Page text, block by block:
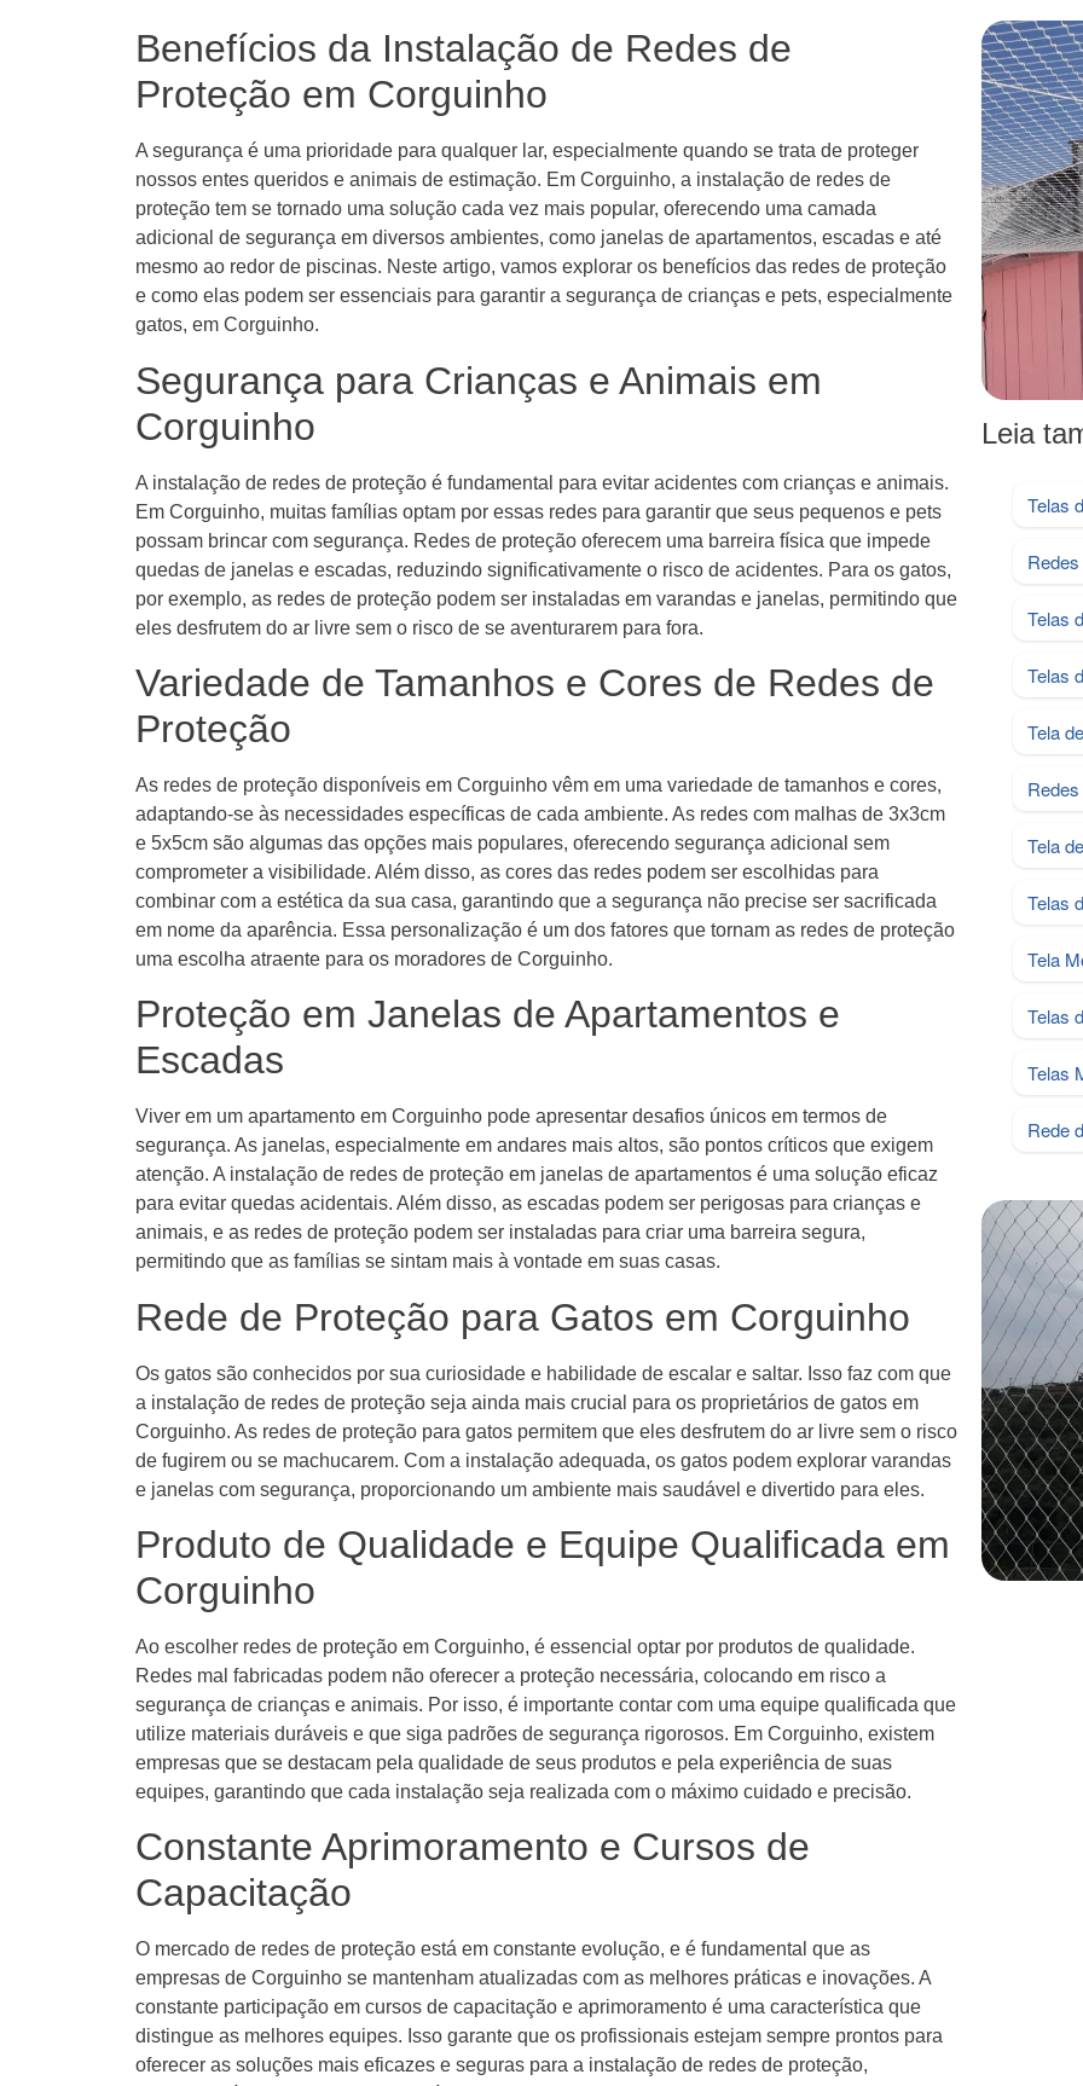
Benefícios da Instalação de Redes de
Proteção em Corguinho
A segurança é uma prioridade para qualquer lar, especialmente quando se trata de proteger
nossos entes queridos e animais de estimação. Em Corguinho, a instalação de redes de
proteção tem se tornado uma solução cada vez mais popular, oferecendo uma camada
adicional de segurança em diversos ambientes, como janelas de apartamentos, escadas e até
mesmo ao redor de piscinas. Neste artigo, vamos explorar os benefícios das redes de proteção
e como elas podem ser essenciais para garantir a segurança de crianças e pets, especialmente
gatos, em Corguinho.
Segurança para Crianças e Animais em
Corguinho
A instalação de redes de proteção é fundamental para evitar acidentes com crianças e animais.
Em Corguinho, muitas famílias optam por essas redes para garantir que seus pequenos e pets
possam brincar com segurança. Redes de proteção oferecem uma barreira física que impede
quedas de janelas e escadas, reduzindo significativamente o risco de acidentes. Para os gatos,
por exemplo, as redes de proteção podem ser instaladas em varandas e janelas, permitindo que
eles desfrutem do ar livre sem o risco de se aventurarem para fora.
Variedade de Tamanhos e Cores de Redes de
Proteção
As redes de proteção disponíveis em Corguinho vêm em uma variedade de tamanhos e cores,
adaptando-se às necessidades específicas de cada ambiente. As redes com malhas de 3x3cm
e 5x5cm são algumas das opções mais populares, oferecendo segurança adicional sem
comprometer a visibilidade. Além disso, as cores das redes podem ser escolhidas para
combinar com a estética da sua casa, garantindo que a segurança não precise ser sacrificada
em nome da aparência. Essa personalização é um dos fatores que tornam as redes de proteção
uma escolha atraente para os moradores de Corguinho.
Proteção em Janelas de Apartamentos e
Escadas
Viver em um apartamento em Corguinho pode apresentar desafios únicos em termos de
segurança. As janelas, especialmente em andares mais altos, são pontos críticos que exigem
atenção. A instalação de redes de proteção em janelas de apartamentos é uma solução eficaz
para evitar quedas acidentais. Além disso, as escadas podem ser perigosas para crianças e
animais, e as redes de proteção podem ser instaladas para criar uma barreira segura,
permitindo que as famílias se sintam mais à vontade em suas casas.
Rede de Proteção para Gatos em Corguinho
Os gatos são conhecidos por sua curiosidade e habilidade de escalar e saltar. Isso faz com que
a instalação de redes de proteção seja ainda mais crucial para os proprietários de gatos em
Corguinho. As redes de proteção para gatos permitem que eles desfrutem do ar livre sem o risco
de fugirem ou se machucarem. Com a instalação adequada, os gatos podem explorar varandas
e janelas com segurança, proporcionando um ambiente mais saudável e divertido para eles.
Produto de Qualidade e Equipe Qualificada em
Corguinho
Ao escolher redes de proteção em Corguinho, é essencial optar por produtos de qualidade.
Redes mal fabricadas podem não oferecer a proteção necessária, colocando em risco a
segurança de crianças e animais. Por isso, é importante contar com uma equipe qualificada que
utilize materiais duráveis e que siga padrões de segurança rigorosos. Em Corguinho, existem
empresas que se destacam pela qualidade de seus produtos e pela experiência de suas
equipes, garantindo que cada instalação seja realizada com o máximo cuidado e precisão.
Constante Aprimoramento e Cursos de
Capacitação
O mercado de redes de proteção está em constante evolução, e é fundamental que as
empresas de Corguinho se mantenham atualizadas com as melhores práticas e inovações. A
constante participação em cursos de capacitação e aprimoramento é uma característica que
distingue as melhores equipes. Isso garante que os profissionais estejam sempre prontos para
oferecer as soluções mais eficazes e seguras para a instalação de redes de proteção,
Leia
Telas
Telas
Telas
Tela
Tela
Telas
Tela
Telas
Telas
Rede